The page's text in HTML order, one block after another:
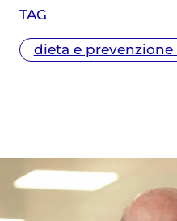
TAG
dieta e